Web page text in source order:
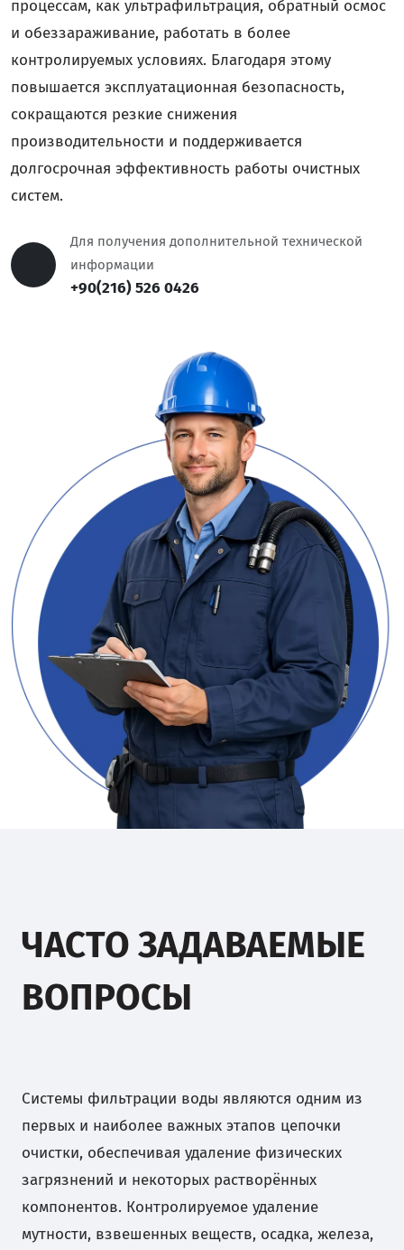
процессам, как ультрафильтрация, обратный осмос
и обеззараживание, работать в более
контролируемых условиях. Благодаря этому
повышается эксплуатационная безопасность,
сокращаются резкие снижения
производительности и поддерживается
долгосрочная эффективность работы очистных
систем.
Для получения дополнительной технической
информации
+90(216) 526 0426
ЧАСТО ЗАДАВАЕМЫЕ
ВОПРОСЫ
Системы фильтрации воды являются одним из
первых и наиболее важных этапов цепочки
очистки, обеспечивая удаление физических
загрязнений и некоторых растворённых
компонентов. Контролируемое удаление
мутности, взвешенных веществ, осадка, железа,